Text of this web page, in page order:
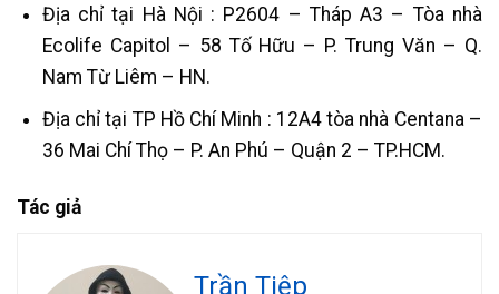
Địa chỉ tại Hà Nội : P2604 – Tháp A3 – Tòa nhà
Ecolife Capitol – 58 Tố Hữu – P. Trung Văn – Q.
Nam Từ Liêm – HN.
Địa chỉ tại TP Hồ Chí Minh : 12A4 tòa nhà Centana –
36 Mai Chí Thọ – P. An Phú – Quận 2 – TP.HCM.
Tác giả
Trần Tiệp